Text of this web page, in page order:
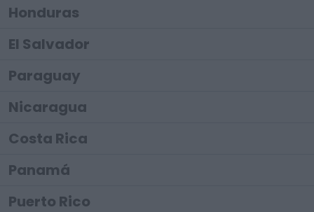
Honduras
El Salvador
Paraguay
Nicaragua
Costa Rica
Panamá
Puerto Rico